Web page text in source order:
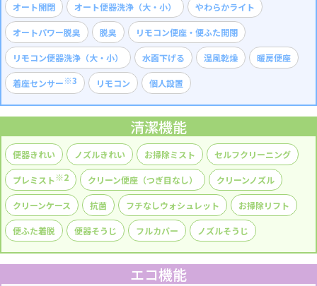
オート開閉 オート便器洗浄（大・小） やわらかライト
オートパワー脱臭 脱臭 リモコン便座・便ふた開閉
リモコン便器洗浄（大・小） 水面下げる 温風乾燥 暖房便座
着座センサー※3 リモコン 個人設置
清潔機能
便器きれい ノズルきれい お掃除ミスト セルフクリーニング
プレミスト※2 クリーン便座（つぎ目なし） クリーンノズル
クリーンケース 抗菌 フチなしウォシュレット お掃除リフト
便ふた着脱 便器そうじ フルカバー ノズルそうじ
エコ機能